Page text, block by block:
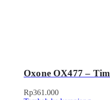
Oxone OX477 –
Rp361.000